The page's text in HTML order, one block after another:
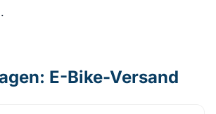
E-Bike-Versand